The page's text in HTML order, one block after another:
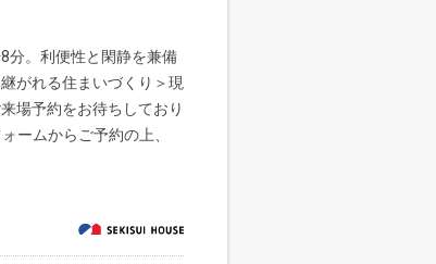
分。利便性と閑静を兼備
がれる住まいづくり＞現
場予約をお待ちしており
ームからご予約の上、